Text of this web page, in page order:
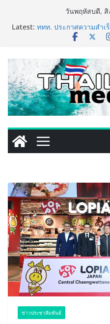
วันพฤหัสบดี, สิ
Latest: ททท. ประกาศความสำเ
5 ผนึก 9 พันธมิตร ขับเ
เหิงลี่ แมนูแฟคเจอริ่ง เ
แห่งใหม่ในชลบุรี เดินห
ออกเฉียงใต้ เสริมแกร่ง
TECNO ประกาศทราน
แฟชั่นไอเท็ม เสิร์ฟใหญ่
MRT วาง POVA 8
ครั้งแรกของอุตสาหกร
มิตรโมเดิร์นเทรดชั้นนำ
WORRY FREE” โปร
ยกระดับความมั่นใจลูก
บริการหลังการขายที่คร
คุณภาพจากทั่วไทย วัน
ข่าวประชาสัมพันธ์